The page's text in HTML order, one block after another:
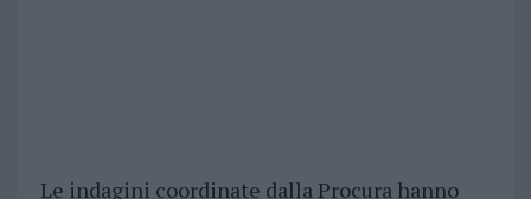
Le indagini coordinate dalla Procura hanno